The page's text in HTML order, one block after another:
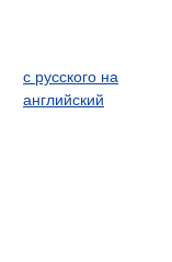
с русского на
английский